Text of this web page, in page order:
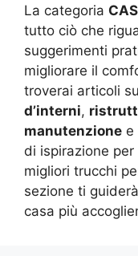
La categoria
tutto ciò che
suggerimenti
migliorare il
troverai articoli su
d’interni,
manutenzione e
di ispirazione
migliori trucchi
sezione ti
casa più